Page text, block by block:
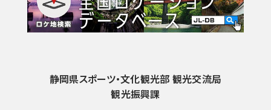
静岡県スポーツ・文化観光部 観光交流局
観光振興課